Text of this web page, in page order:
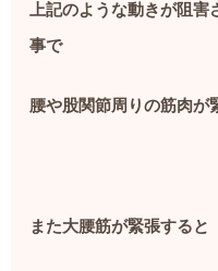
上記のような動きが阻
事で
腰や股関節周りの筋肉が
また大腰筋が緊張すると